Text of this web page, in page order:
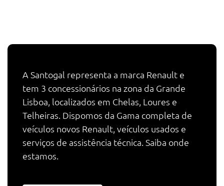
A Santogal representa a marca Renault e
tem 3 concessionários na zona da Grande
Lisboa, localizados em Chelas, Loures e
Telheiras. Dispomos da Gama completa de
veículos novos Renault, veículos usados e
serviços de assistência técnica. Saiba onde
estamos.